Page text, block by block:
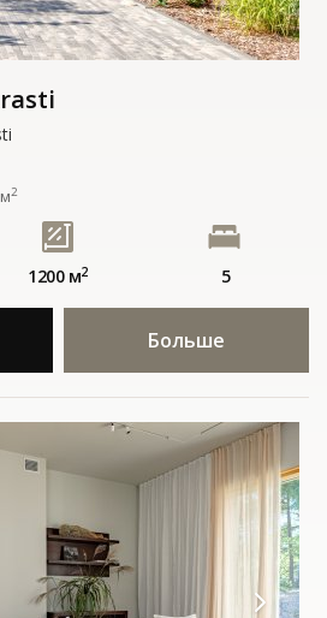
2
1200 м2 5
Больше